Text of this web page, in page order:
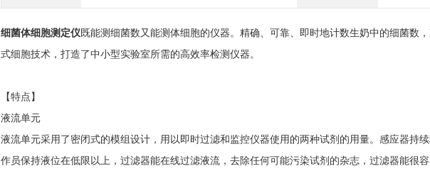
细菌体细胞测定仪既能测细菌数又能测体细胞的仪器。精确、可靠、即时地计数生奶中的细菌数
式细胞技术，打造了中小型实验室所需的高效率检测仪器。
【特点】
液流单元
液流单元采用了密闭式的模组设计，用以即时过滤和监控仪器使用的两种试剂的用量。感应器持
作员保持液位在低限以上，过滤器能在线过滤液流，去除任何可能污染试剂的杂志，过滤器能很